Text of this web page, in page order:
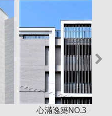
心滿逸築NO.3／2019